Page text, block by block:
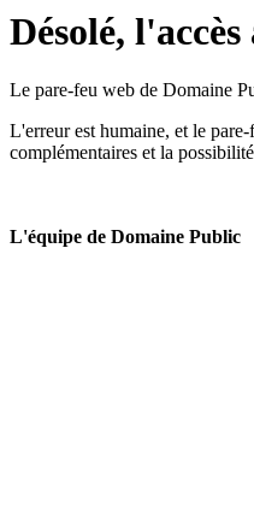
Désolé,
Le pare-feu web de Domaine
L'erreur est humaine, et le
complémentaires et la
L'équipe de Domaine Public